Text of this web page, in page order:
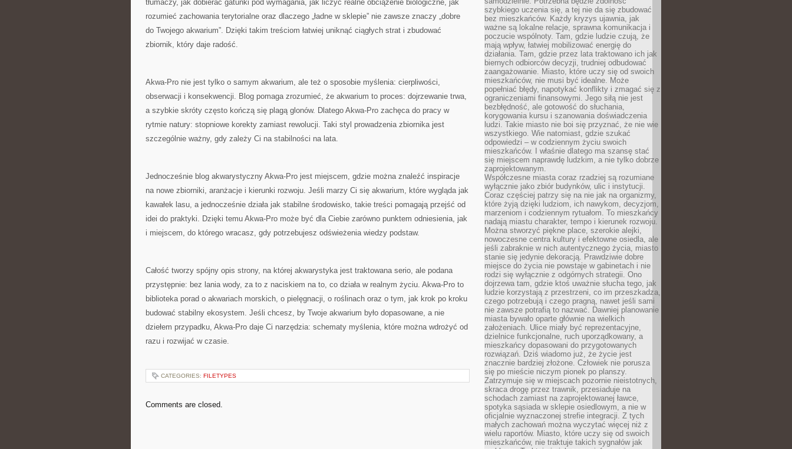
tłumaczy, jak dobierać gatunki pod wymagania, jak liczyć realne obciążenie biologiczne, jak
rozumieć zachowania terytorialne oraz dlaczego „ładne w sklepie” nie zawsze znaczy „dobre
do Twojego akwarium”. Dzięki takim treściom łatwiej uniknąć ciągłych strat i zbudować
zbiornik, który daje radość.
Akwa-Pro nie jest tylko o samym akwarium, ale też o sposobie myślenia: cierpliwości,
obserwacji i konsekwencji. Blog pomaga zrozumieć, że akwarium to proces: dojrzewanie trwa,
a szybkie skróty często kończą się plagą glonów. Dlatego Akwa-Pro zachęca do pracy w
rytmie natury: stopniowe korekty zamiast rewolucji. Taki styl prowadzenia zbiornika jest
szczególnie ważny, gdy zależy Ci na stabilności na lata.
Jednocześnie blog akwarystyczny Akwa-Pro jest miejscem, gdzie można znaleźć inspiracje
na nowe zbiorniki, aranżacje i kierunki rozwoju. Jeśli marzy Ci się akwarium, które wygląda jak
kawałek lasu, a jednocześnie działa jak stabilne środowisko, takie treści pomagają przejść od
idei do praktyki. Dzięki temu Akwa-Pro może być dla Ciebie zarówno punktem odniesienia, jak
i miejscem, do którego wracasz, gdy potrzebujesz odświeżenia wiedzy podstaw.
Całość tworzy spójny opis strony, na której akwarystyka jest traktowana serio, ale podana
przystępnie: bez lania wody, za to z naciskiem na to, co działa w realnym życiu. Akwa-Pro to
biblioteka porad o akwariach morskich, o pielęgnacji, o roślinach oraz o tym, jak krok po kroku
budować stabilny ekosystem. Jeśli chcesz, by Twoje akwarium było dopasowane, a nie
dziełem przypadku, Akwa-Pro daje Ci narzędzia: schematy myślenia, które można wdrożyć od
razu i rozwijać w czasie.
CATEGORIES: FILETYPES
Comments are closed.
szybkiego uczenia się, a tej nie da się zbudować
bez mieszkańców. Każdy kryzys ujawnia, jak
ważne są lokalne relacje, sprawna komunikacja i
poczucie wspólnoty. Tam, gdzie ludzie czują, że
mają wpływ, łatwiej mobilizować energię do
działania. Tam, gdzie przez lata traktowano ich jak
biernych odbiorców decyzji, trudniej odbudować
zaangażowanie. Miasto, które uczy się od swoich
mieszkańców, nie musi być idealne. Może
popełniać błędy, napotykać konflikty i zmagać się z
ograniczeniami finansowymi. Jego siłą nie jest
bezbłędność, ale gotowość do słuchania,
korygowania kursu i szanowania doświadczenia
ludzi. Takie miasto nie boi się przyznać, że nie wie
wszystkiego. Wie natomiast, gdzie szukać
odpowiedzi – w codziennym życiu swoich
mieszkańców. I właśnie dlatego ma szansę stać
się miejscem naprawdę ludzkim, a nie tylko dobrze
zaprojektowanym.
Współczesne miasta coraz rzadziej są rozumiane
wyłącznie jako zbiór budynków, ulic i instytucji.
Coraz częściej patrzy się na nie jak na organizmy,
które żyją dzięki ludziom, ich nawykom, decyzjom,
marzeniom i codziennym rytuałom. To mieszkańcy
nadają miastu charakter, tempo i kierunek rozwoju.
Można stworzyć piękne place, szerokie alejki,
nowoczesne centra kultury i efektowne osiedla, ale
jeśli zabraknie w nich autentycznego życia, miasto
stanie się jedynie dekoracją. Prawdziwie dobre
miejsce do życia nie powstaje w gabinetach i nie
rodzi się wyłącznie z odgórnych strategii. Ono
dojrzewa tam, gdzie ktoś uważnie słucha tego, jak
ludzie korzystają z przestrzeni, co im przeszkadza,
czego potrzebują i czego pragną, nawet jeśli sami
nie zawsze potrafią to nazwać. Dawniej planowanie
miasta bywało oparte głównie na wielkich
założeniach. Ulice miały być reprezentacyjne,
dzielnice funkcjonalne, ruch uporządkowany, a
mieszkańcy dopasowani do przygotowanych
rozwiązań. Dziś wiadomo już, że życie jest
znacznie bardziej złożone. Człowiek nie porusza
się po mieście niczym pionek po planszy.
Zatrzymuje się w miejscach pozornie nieistotnych,
skraca drogę przez trawnik, przesiaduje na
schodach zamiast na zaprojektowanej ławce,
spotyka sąsiada w sklepie osiedlowym, a nie w
oficjalnie wyznaczonej strefie integracji. Z tych
małych zachowań można wyczytać więcej niż z
wielu raportów. Miasto, które uczy się od swoich
mieszkańców, nie traktuje takich sygnałów jak